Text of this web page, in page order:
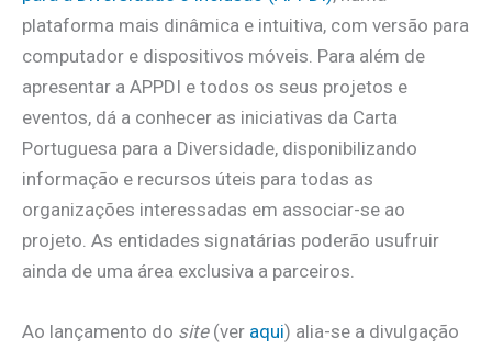
plataforma mais dinâmica e intuitiva, com versão para
computador e dispositivos móveis. Para além de
apresentar a APPDI e todos os seus projetos e
eventos, dá a conhecer as iniciativas da Carta
Portuguesa para a Diversidade, disponibilizando
informação e recursos úteis para todas as
organizações interessadas em associar-se ao
projeto. As entidades signatárias poderão usufruir
ainda de uma área exclusiva a parceiros.
Ao lançamento do site(ver aqui) alia-se a divulgação